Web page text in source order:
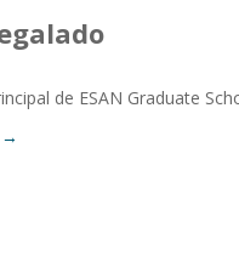
de ESAN Graduate
→